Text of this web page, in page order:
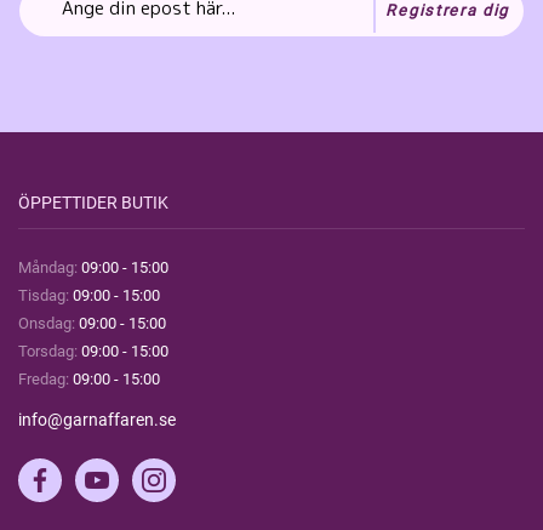
Registrera dig
ÖPPETTIDER BUTIK
Måndag: 09:00 - 15:00
Tisdag: 09:00 - 15:00
Onsdag: 09:00 - 15:00
Torsdag: 09:00 - 15:00
Fredag: 09:00 - 15:00
info@garnaffaren.se